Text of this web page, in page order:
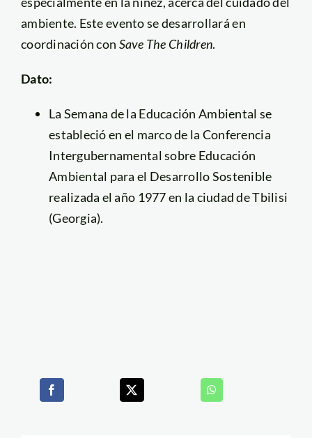
ambiente. Este evento se desarrollará en
coordinación con Save The Children.
Dato:
La Semana de la Educación Ambiental se
estableció en el marco de la Conferencia
Intergubernamental sobre Educación
Ambiental para el Desarrollo Sostenible
realizada el año 1977 en la ciudad de Tbilisi
(Georgia).